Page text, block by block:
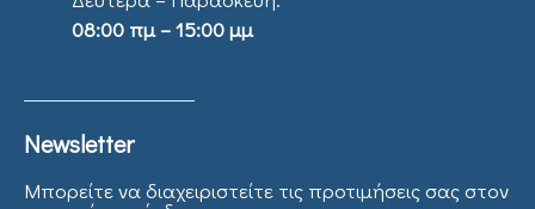
08:00 πμ – 15:00 μμ
Newsletter
Μπορείτε να διαχειριστείτε τις προτιμήσεις σας στον